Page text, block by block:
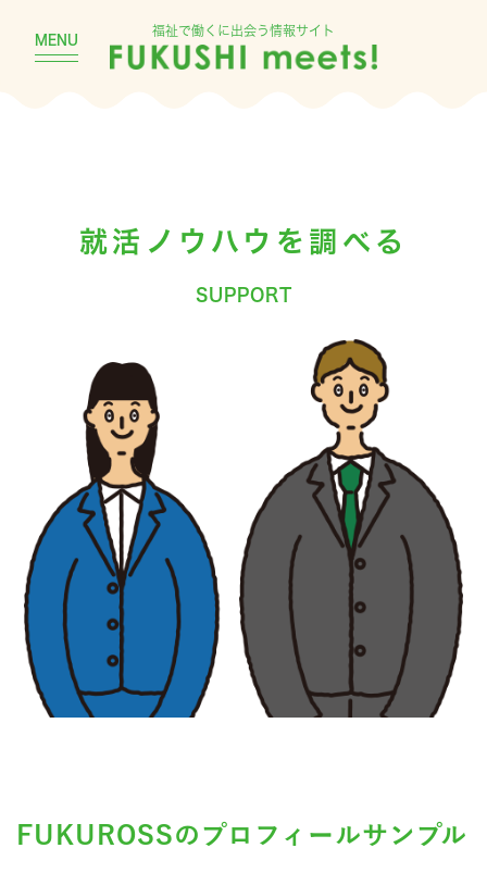
MENU
福祉で働くに出会う情報サイト
就活ノウハウを調べる
SUPPORT
FUKUROSSのプロフィールサンプル